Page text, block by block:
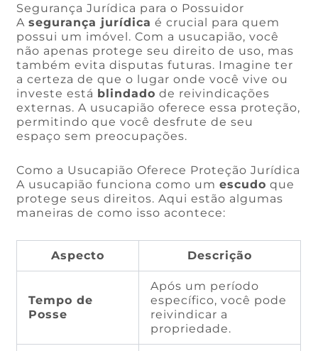
Segurança Jurídica para o Possuidor
Asegurança jurídica é crucial para quem
possui um imóvel. Com a usucapião, você
não apenas protege seu direito de uso, mas
também evita disputas futuras. Imagine ter
a certeza de que o lugar onde você vive ou
investe está blindado de reivindicações
externas. A usucapião oferece essa proteção,
permitindo que você desfrute de seu
espaço sem preocupações.
Como a Usucapião Oferece Proteção Jurídica
A usucapião funciona como umescudo que
protege seus direitos. Aqui estão algumas
maneiras de como isso acontece:
Aspecto Descrição
Tempo de
Posse
Após um período
específico, você pode
reivindicar a
propriedade.